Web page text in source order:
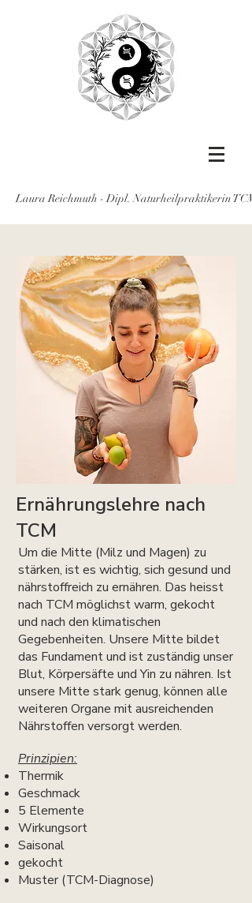
Laura Reichmuth - Dipl. Naturheilpraktikerin TCM
Ernährungslehre nach
TCM
Um die Mitte (Milz und Magen) zu
stärken, ist es wichtig, sich gesund und
nährstoffreich zu ernähren. Das heisst
nach TCM möglichst warm, gekocht
und nach den klimatischen
Gegebenheiten. Unsere Mitte bildet
das Fundament und ist zuständig unser
Blut, Körpersäfte und Yin zu nähren. Ist
unsere Mitte stark genug, können alle
weiteren Organe mit ausreichenden
Nährstoffen versorgt werden.
Prinzipien:​
Thermik
Geschmack
5 Elemente
Wirkungsort
Saisonal
gekocht
Muster (TCM-Diagnose)